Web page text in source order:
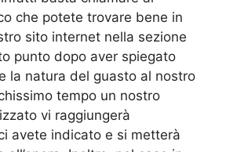
che potete trovare bene in
sito internet nella sezione
punto dopo aver spiegato
la natura del guasto al nostro
tempo un nostro
vi raggiungerà
avete indicato e si metterà